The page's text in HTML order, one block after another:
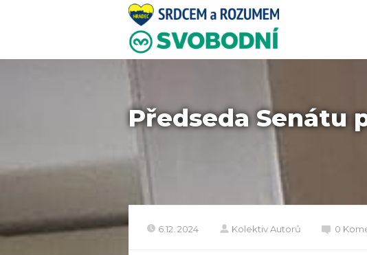
Předseda Senátu
6.12. 2024 Kolektiv Autorů 0